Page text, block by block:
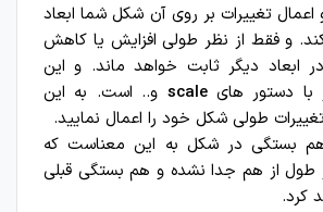
اعمال تغییرات بر روی آن شکل شما ابعاد
و فقط از نظر طولی افزایش یا کاهش
ابعاد دیگر ثابت خواهد ماند. و این
با دستور هایscale و.. است. به این
طولی شکل خود را اعمال نمایید.
بستگی در شکل به این معناست که
طول از هم جدا نشده و هم بستگی قبلی
کرد.